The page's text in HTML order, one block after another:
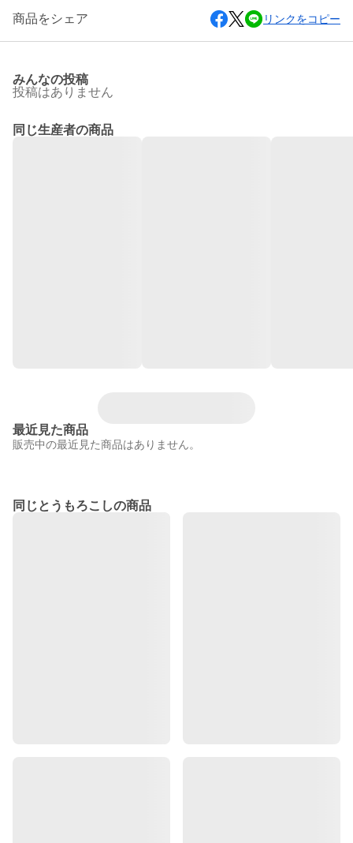
商品をシェア リンクをコピー
みんなの投稿
投稿はありません
同じ生産者の商品
最近見た商品
販売中の最近見た商品はありません。
同じとうもろこしの商品